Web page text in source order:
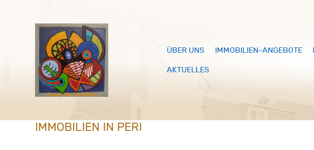
ÜBER UNS IMMOBILIEN-ANGEBOTE
AKTUELLES
IMMOBILIEN IN PERI